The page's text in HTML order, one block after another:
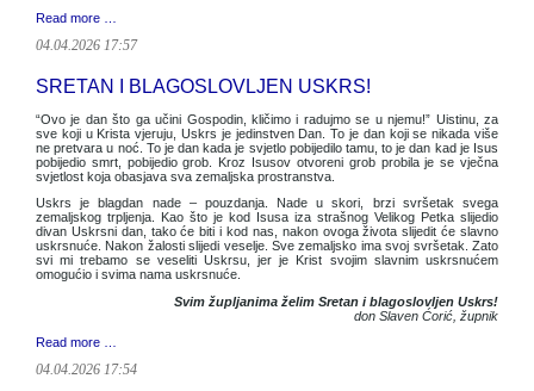
Read more …
04.04.2026 17:57
SRETAN I BLAGOSLOVLJEN USKRS!
“Ovo je dan što ga učini Gospodin, kličimo i radujmo se u njemu!” Uistinu, za
sve koji u Krista vjeruju, Uskrs je jedinstven Dan. To je dan koji se nikada više
ne pretvara u noć. To je dan kada je svjetlo pobijedilo tamu, to je dan kad je Isus
pobijedio smrt, pobijedio grob. Kroz Isusov otvoreni grob probila je se vječna
svjetlost koja obasjava sva zemaljska prostranstva.
Uskrs je blagdan nade – pouzdanja. Nade u skori, brzi svršetak svega
zemaljskog trpljenja. Kao što je kod Isusa iza strašnog Velikog Petka slijedio
divan Uskrsni dan, tako će biti i kod nas, nakon ovoga života slijedit će slavno
uskrsnuće. Nakon žalosti slijedi veselje. Sve zemaljsko ima svoj svršetak. Zato
svi mi trebamo se veseliti Uskrsu, jer je Krist svojim slavnim uskrsnućem
omogućio i svima nama uskrsnuće.
Svim župljanima želim Sretan i blagoslovljen Uskrs!
don Slaven Ćorić, župnik
Read more …
04.04.2026 17:54